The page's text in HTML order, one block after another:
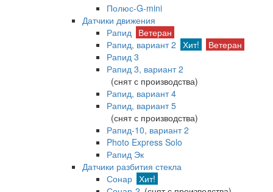
Полюс-G-mini
Датчики движения
Рапид Ветеран
Рапид, вариант 2 Хит!
Ветеран
Рапид 3
Рапид 3, вариант 2
(снят с производства)
Рапид, вариант 4
Рапид, вариант 5
(снят с производства)
Рапид-10, вариант 2
Photo Express Solo
Рапид Эк
Датчики разбития стекла
Сонар Хит!